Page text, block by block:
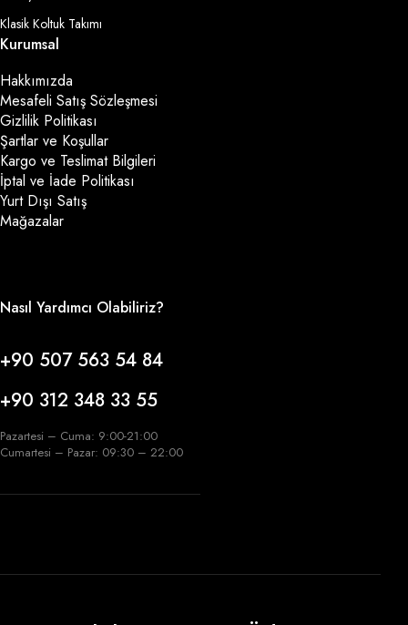
Klasik Koltuk Takımı
Kurumsal
Hakkımızda
Mesafeli Satış Sözleşmesi
Gizlilik Politikası
Şartlar ve Koşullar
Kargo ve Teslimat Bilgileri
İptal ve İade Politikası
Yurt Dışı Satış
Mağazalar
Nasıl Yardımcı Olabiliriz?
+90 507 563 54 84
+90 312 348 33 55
Pazartesi – Cuma: 9:00-21:00
Cumartesi – Pazar: 09:30 – 22:00